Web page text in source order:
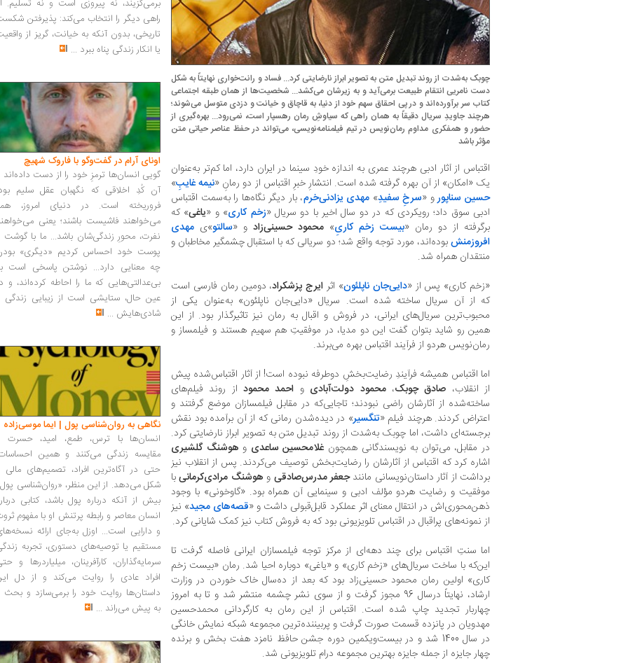
چوبک به‌‌شدت از روند تبدیل متن به تصویر ابراز نارضایتی کرد... فساد و رانت‌خواری نهایتاً به‌ شکل
دست نامریی انتقام طبیعت برمی‌آید و به زیرشان می‌کشد... شخصیت‌ها از همان طبقه‌ اجتماعی
کتاب سر برآورده‌اند و در پی احقاق سهم خود از دنیا، به قاچاق و خیانت و دزدی متوسل می‌شوند؛
هرچند جاویدِ سریال دقیقاً به همان راهی که سیاوشِ رمان رهسپار است، نمی‌رود... بهره‌گیری از
حضور و همفکری مداوم رمان‌نویس در تیم فیلمنامه‌نویسی، می‌تواند در حفظ عناصر حیاتی متن‌
مؤثر باشد
اقتباس از آثار ادبی هرچند عمری به اندازه خودِ سینما در ایران دارد، اما کم‌تر به‌عنوان
یک «امکان» از آن بهره گرفته شده است. انتشارِ خبرِ اقتباس از دو رمانِ «نیمه غایبِ»
حسین سناپورو «سرخِ سفیدِ» مهدی یزادنی‌خرم، بار دیگر نگاه‌ها را به‌سمت اقتباس
ادبی سوق داد؛ رویکردی که در دو سال‌ اخیر با دو سریال «زخم کاری» و «یاغی» که
برگرفته از دو رمان «بیست زخم کاریِ» محمود حسینی‌زاد و «سالتو»ی مهدی
افروز‌منشبوده‌اند، مورد توجه واقع شد؛ دو سریالی که با استقبال چشمگیر مخاطبان و
منتقدان ‌همراه شد.
«زخم کاری» پس از «دایی‌جان ناپلئون» اثر ایرج پزشکراد، دومین رمان فارسی است
که از آن سریال ساخته شده است. سریال «دایی‌جان ناپلئون» به‌عنوان یکی از
محبوب‌ترین سریال‌‌های ایرانی، در فروش و اقبال به رمان نیز تاثیرگذار بود. از این
همین رو شاید بتوان گفت این دو مدیا، در موفقیتِ هم سهیم هستند و فیلمساز و
رمان‌نویس هردو از فرآیند اقتباس بهره می‌برند.
اما اقتباس همیشه فرآیندِ رضایت‌بخشِ دوطرفه نبوده است! از آثار اقتباس‌‌شده پیش
از انقلاب، صادق چوبک،محمود دولت‌آبادی و احمد محمود از روند فیلم‌های
ساخته‌شده از آثارشان راضی نبودند؛ تاجایی‌که در مقابل فیلمسازان موضع گرفتند و
اعتراض کردند. هرچند فیلم «تنگسیر» در دیده‌شدن رمانی که از آن برآمده بود نقش
برجسته‌ای داشت، اما چوبک به‌‌شدت از روند تبدیل متن به تصویر ابراز نارضایتی کرد.
در مقابل، می‌توان به نویسندگانی همچون غلامحسین ساعدی و هوشنگ گلشیری
اشاره کرد که اقتباس از آثارشان را رضایت‌بخش توصیف می‌کردند. پس از انقلاب نیز
برداشت از آثار داستان‌نویسانی مانندجعفر مدرس‌صادقی و هوشنگ مرادی‌کرمانیبا
موفقیت و رضایت هردو مؤلف ادبی و سینمایی آن همراه بود. «گاوخونی» با وجود
ذهن‌محوری‌اش در انتقال معنای اثر عملکرد قابل‌قبولی داشت و «قصه‌های مجید» نیز
از نمونه‌های پراقبال در اقتباس تلویزیونی بود که به فروش کتاب نیز کمک شایانی کرد.
اما سنتِ اقتباس برای چند دهه‌ای از مرکز توجه فیلمسازان ایرانی فاصله گرفت تا
این‌که با ساخت سریال‌های «زخم کاری» و «یاغی» دوباره احیا شد. رمان «بیست زخم
کاری» اولین رمان محمود حسینی‌زاد بود که بعد از ده‌سال خاک خوردن در وزارت
ارشاد، نهایتاً درسال 96 مجوز گرفت و از سوی نشر چشمه منتشر شد و تا به امروز
چهاربار تجدید چاپ شده است. اقتباس از این رمان به کارگردانی محمدحسین
مهدویان در پانزده قسمت صورت گرفت و پربیننده‌ترین مجموعه شبکه نمایش خانگی
در سال 1400 شد و در بیست‌ویکمین دوره جشن حافظ نامزد هفت بخش و برنده
چهار جایزه از جمله جایزه بهترین مجموعه درام تلویزیونی شد.
برمی‌گزیند، نه پیروزی است و نه تسلیم.
راهی دیگر را انتخاب می‌کند: پذیرفتن
تاریخی، بدون آنکه به خیانت، گریز از
یا انکار زندگی پناه ببرد ...
اونای آرام در گفت‌وگو با فاروک شهیچ‭
گویی انسان‌ها ترمزِ خود را از دست داده‌اند
آن کُدِ اخلاقی که نگهبان عقل سلیم
فروریخته است. در دنیای امروز،
می‌خواهند فاشیست باشند؛ یعنی
نفرت، محورِ زندگی‌شان باشد... ما با گوشت
پوست خود احساس کردیم «دیگری»
چه معنایی دارد... نوشتن پاسخی است
بی‌عدالتی‌هایی که ما را احاطه کرده‌اند، و
عین حال، ستایشی است از زیبایی زندگی
شادی‌هایش ...
نگاهی به روان‌شناسی پول | ایما موسی‌زاده
انسان‌ها با ترس، طمع، امید، حسرت
مقایسه زندگی می‌کنند و همین
حتی در آگاه‌ترین افراد، تصمیم‌های مالی
شکل می‌دهد. از این منظر، «روان‌شناسی
بیش از آنکه درباره پول باشد، کتابی
انسان معاصر و رابطه پرتنش او با مفهوم
و دارایی است... اوزل به‌جای ارائه
مستقیم یا توصیه‌های دستوری، تجربه
سرمایه‌گذاران، کارآفرینان، میلیاردرها و
افراد عادی را روایت می‌کند و از دل
داستان‌ها روایت خود را برمی‌سازد و بحث
به پیش می‌راند ...